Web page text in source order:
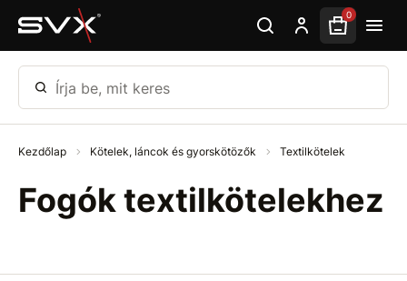
Ugrás az oldal fő részéhez 0
Írja be, mit keres
Kezdőlap Kötelek, láncok és gyorskötözők Textilkötelek
Fogók textilkötelekhez